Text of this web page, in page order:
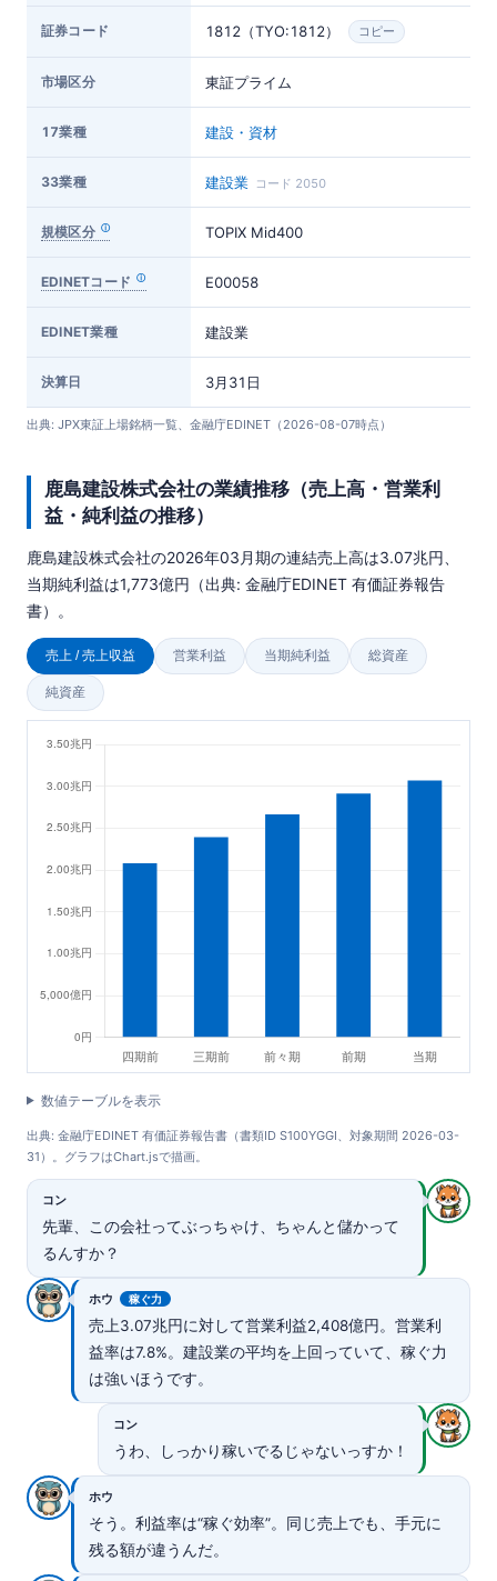
証券コード 1812（TYO:1812） コピー
市場区分 東証プライム
17業種 建設・資材
33業種 建設業 コード 2050
規模区分 TOPIX Mid400
EDINETコード E00058
EDINET業種 建設業
決算日 3月31日
出典: JPX東証上場銘柄一覧、金融庁EDINET（2026-08-07時点）
鹿島建設株式会社の業績推移（売上高・営業利
益・純利益の推移）
鹿島建設株式会社の2026年03月期の連結売上高は3.07兆円、
当期純利益は1,773億円（出典: 金融庁EDINET 有価証券報告
書）。
売上 / 売上収益 営業利益 当期純利益 総資産
純資産
数値テーブルを表示
出典: 金融庁EDINET 有価証券報告書（書類ID S100YGGI、対象期間 2026-03-
31）。グラフはChart.jsで描画。
コン
先輩、この会社ってぶっちゃけ、ちゃんと儲かって
るんすか？
ホウ 稼ぐ力
売上3.07兆円に対して営業利益2,408億円。営業利
益率は7.8%。建設業の平均を上回っていて、稼ぐ力
は強いほうです。
コン
うわ、しっかり稼いでるじゃないっすか！
ホウ
そう。利益率は“稼ぐ効率”。同じ売上でも、手元に
残る額が違うんだ。